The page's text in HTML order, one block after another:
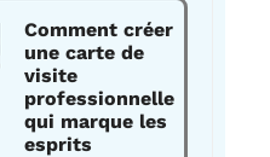
Comment créer
une carte de
visite
professionnelle
qui marque les
esprits